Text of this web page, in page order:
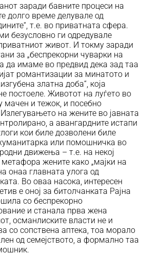
заради бавните процеси на
долго време делувале од
т.е. во приватната сфера.
безусловно ги одредувале
живот. И токму заради
за „беспрекорни чуварки на
да имаме во предвид дека зад таа
романтизации за минатото и
златна доба“, која
постоеле. Животот на луѓето во
мачен и тежок, и посебно
на жените во јавната
а авангардните истапи
кои биле дозволени биле
или помошничка во
движења – т.е. на некој
жените како „мајки на
онаа главната улога од
Во оваа насока, интересен
е оној за битолчанката Рајна
со беспрекорно
и станала прва жена
османлиските власти не и
со сопствена аптека, тоа морало
од семејството, а формално таа